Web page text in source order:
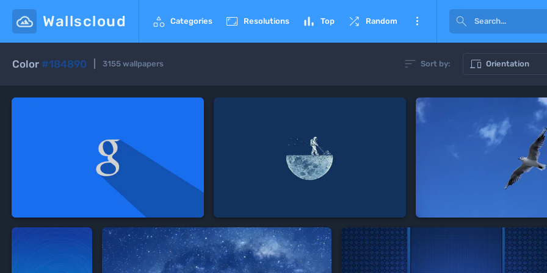
Wallscloud  Categories  Resolutions  Top  Random  
Color #184890 3155 wallpapers  Sort by:  Orientation